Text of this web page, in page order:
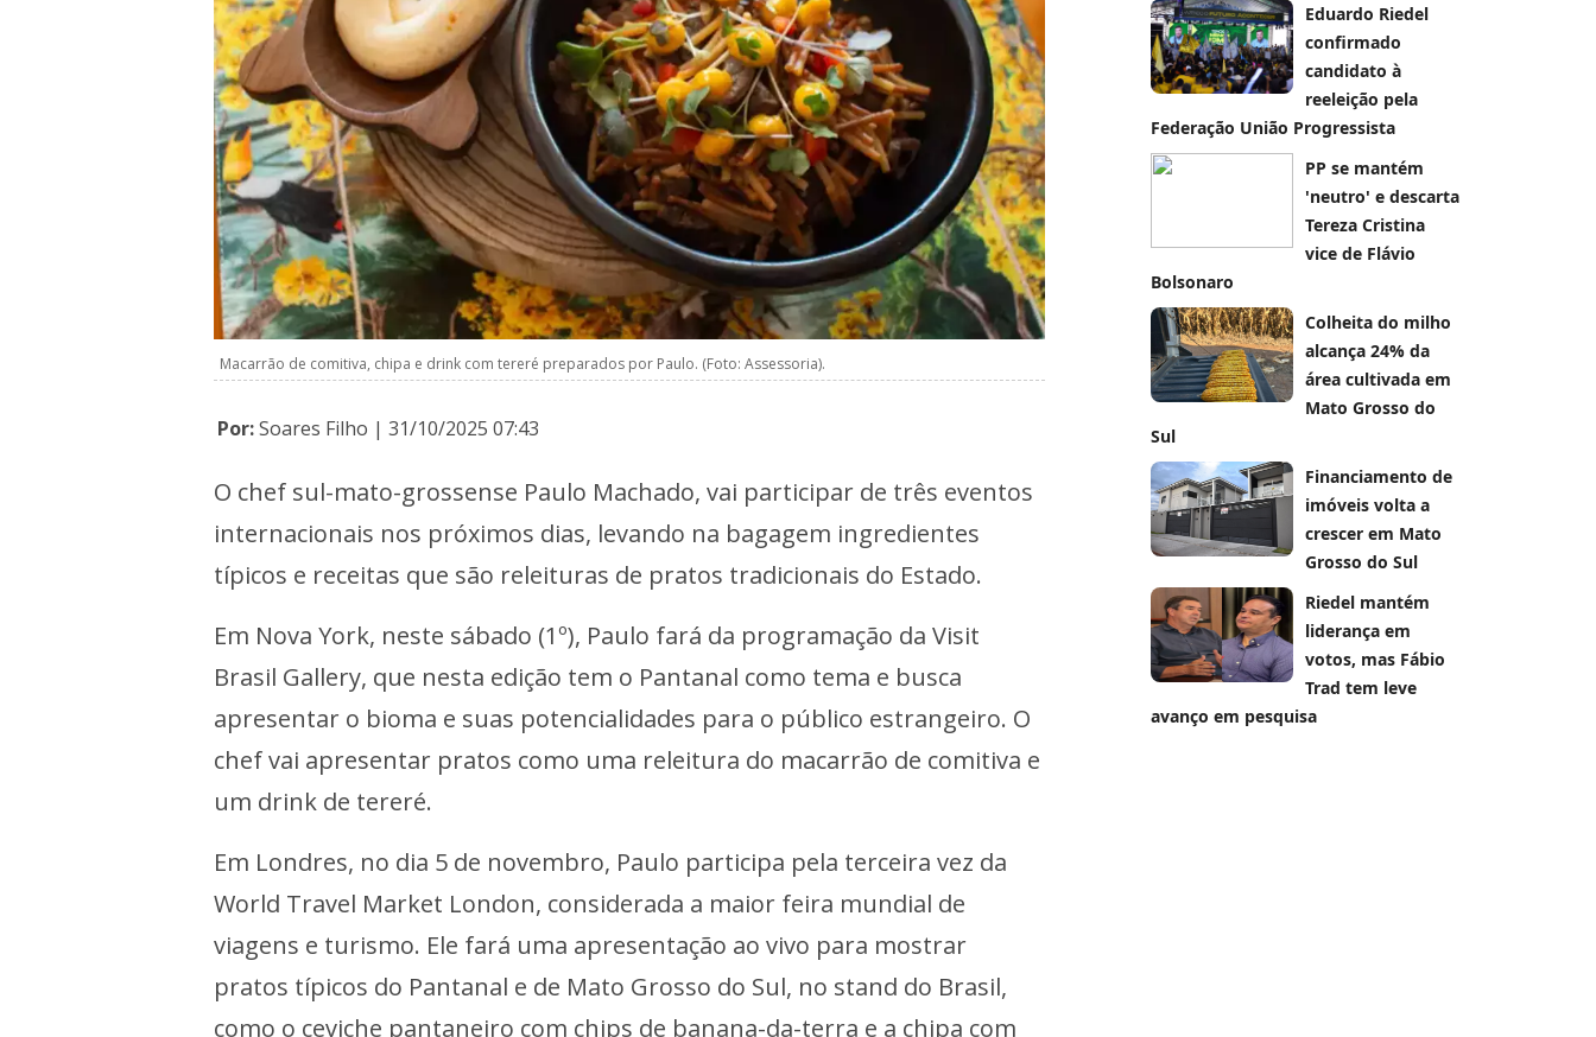
Macarrão de comitiva, chipa e drink com tereré preparados por Paulo. (Foto: Assessoria).
Por:Soares Filho | 31/10/2025 07:43
O chef sul-mato-grossense Paulo Machado, vai participar de três eventos
internacionais nos próximos dias, levando na bagagem ingredientes
típicos e receitas que são releituras de pratos tradicionais do Estado.
Em Nova York, neste sábado (1º), Paulo fará da programação da Visit
Brasil Gallery, que nesta edição tem o Pantanal como tema e busca
apresentar o bioma e suas potencialidades para o público estrangeiro. O
chef vai apresentar pratos como uma releitura do macarrão de comitiva e
um drink de tereré.
Em Londres, no dia 5 de novembro, Paulo participa pela terceira vez da
World Travel Market London, considerada a maior feira mundial de
viagens e turismo. Ele fará uma apresentação ao vivo para mostrar
pratos típicos do Pantanal e de Mato Grosso do Sul, no stand do Brasil,
como o ceviche pantaneiro com chips de banana-da-terra e a chipa com
Eduardo Riedel
confirmado
candidato à
reeleição pela
Federação União Progressista
PP se mantém
'neutro' e descarta
Tereza Cristina
vice de Flávio
Bolsonaro
Colheita do milho
alcança 24% da
área cultivada em
Mato Grosso do
Sul
Financiamento de
imóveis volta a
crescer em Mato
Grosso do Sul
Riedel mantém
liderança em
votos, mas Fábio
Trad tem leve
avanço em pesquisa